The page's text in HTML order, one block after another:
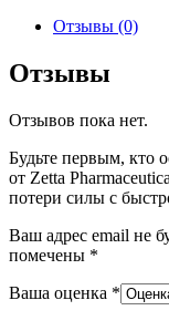
Отзывы (0)
Отзывы
Отзывов пока нет.
Будьте первым, кто
от Zetta
потери силы с
Ваш адрес email не
помечены *
Ваша оценка *